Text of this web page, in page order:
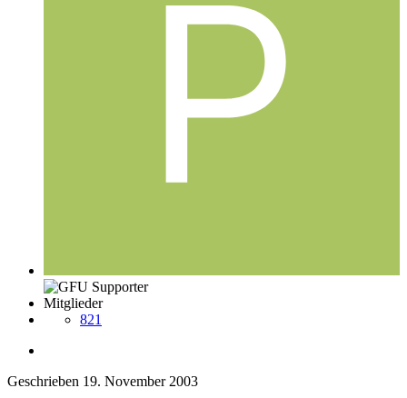
Mitglieder
821
Geschrieben 19. November 2003